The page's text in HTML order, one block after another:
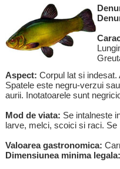
Aspect: Corpul lat si
Spatele este negru-verzui
aurii. Inotatoarele sunt
Mod de viata: Se intalneste
larve, melci, scoici si raci.
Valoarea gastronomica:
Dimensiunea minima legala: